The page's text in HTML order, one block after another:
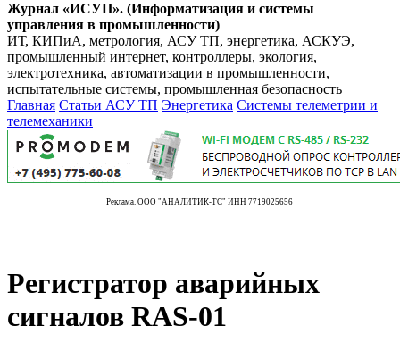
Журнал «ИСУП». (Информатизация и системы
управления в промышленности)
ИТ, КИПиА, метрология, АСУ ТП, энергетика, АСКУЭ,
промышленный интернет, контроллеры, экология,
электротехника, автоматизации в промышленности,
испытательные системы, промышленная безопасность
Главная Статьи АСУ ТП Энергетика Системы телеметрии и
телемеханики
Реклама. ООО "АНАЛИТИК-ТС" ИНН 7719025656
Регистратор аварийных
сигналов RAS-01